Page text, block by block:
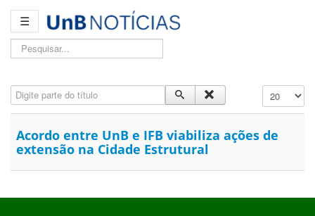
☰
Pesquisar...
Digite parte do título Exibir #
Acordo entre UnB e IFB viabiliza ações de
extensão na Cidade Estrutural